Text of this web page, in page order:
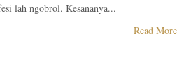
lah ngobrol. Kesananya...
Read More